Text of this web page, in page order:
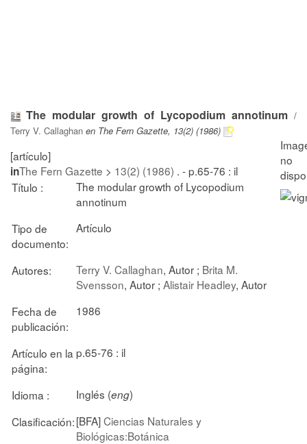
The modular growth of Lycopodium annotinum /
Terry V. Callaghan en The Fern Gazette, 13(2) (1986)
[artículo]
inThe Fern Gazette > 13(2) (1986) . - p.65-76 : il
Título :
The modular growth of Lycopodium
annotinum
Tipo de
documento:
Artículo
Autores: Terry V. Callaghan, Autor ; Brita M.
Svensson, Autor ; Alistair Headley, Autor
Fecha de
publicación:
1986
Artículo en la
página:
p.65-76 : il
Idioma : Inglés (eng)
Clasificación:[BFA]Ciencias Naturales y
Biológicas:Botánica